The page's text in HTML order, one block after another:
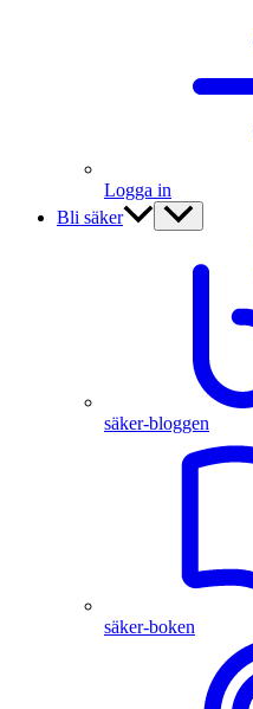
Logga in
Bli säker
säker-bloggen
säker-boken